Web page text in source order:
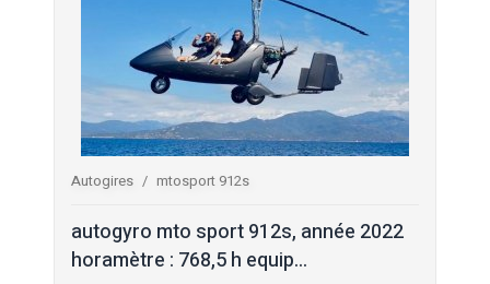
Autogires mtosport 912s
autogyro mto sport 912s, année 2022
horamètre : 768,5 h equip...